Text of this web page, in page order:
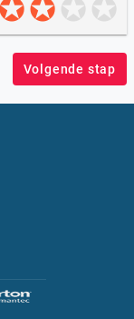
Volgende stap